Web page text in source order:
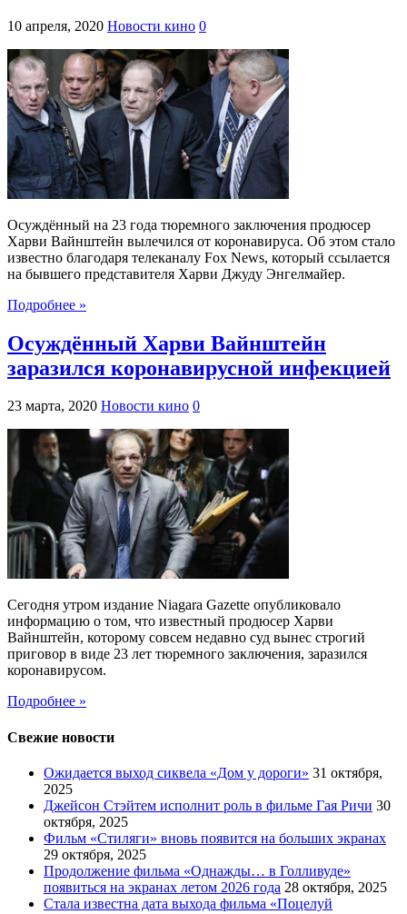
10 апреля, 2020 Новости кино 0
Осуждённый на 23 года тюремного заключения продюсер
Харви Вайнштейн вылечился от коронавируса. Об этом стало
известно благодаря телеканалу Fox News, который ссылается
на бывшего представителя Харви Джуду Энгелмайер.
Подробнее »
Осуждённый Харви Вайнштейн
заразился коронавирусной инфекцией
23 марта, 2020 Новости кино 0
Сегодня утром издание Niagara Gazette опубликовало
информацию о том, что известный продюсер Харви
Вайнштейн, которому совсем недавно суд вынес строгий
приговор в виде 23 лет тюремного заключения, заразился
коронавирусом.
Подробнее »
Свежие новости
Ожидается выход сиквела «Дом у дороги» 31 октября,
2025
Джейсон Стэйтем исполнит роль в фильме Гая Ричи 30
октября, 2025
Фильм «Стиляги» вновь появится на больших экранах
29 октября, 2025
Продолжение фильма «Однажды… в Голливуде»
появиться на экранах летом 2026 года 28 октября, 2025
Стала известна дата выхода фильма «Поцелуй